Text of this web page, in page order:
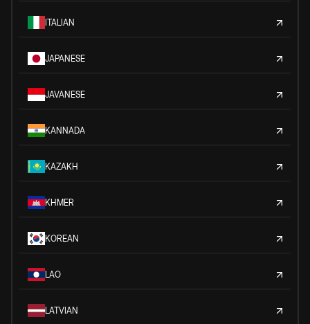
ITALIAN
JAPANESE
JAVANESE
KANNADA
KAZAKH
KHMER
KOREAN
LAO
LATVIAN